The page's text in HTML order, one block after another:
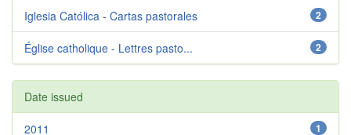
2
Iglesia Católica - Cartas pastorales
2
Église catholique - Lettres pasto...
Date issued
1
2011